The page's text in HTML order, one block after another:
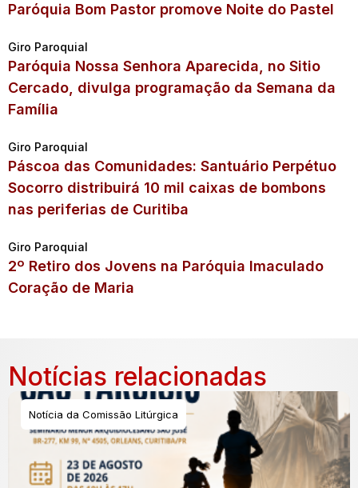
Paróquia Bom Pastor promove Noite do Pastel
Giro Paroquial
Paróquia Nossa Senhora Aparecida, no Sitio
Cercado, divulga programação da Semana da
Família
Giro Paroquial
Páscoa das Comunidades: Santuário Perpétuo
Socorro distribuirá 10 mil caixas de bombons
nas periferias de Curitiba
Giro Paroquial
2º Retiro dos Jovens na Paróquia Imaculado
Coração de Maria
Notícias relacionadas
Notícia da Comissão Litúrgica